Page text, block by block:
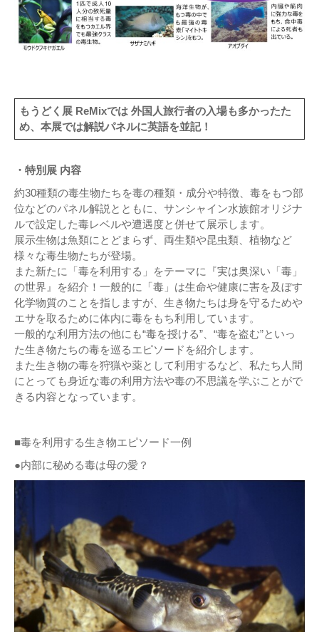
もうどく展 ReMixでは 外国人旅行者の入場も多かったた
め、本展では解説パネルに英語を並記！
・特別展 内容
約30種類の毒生物たちを毒の種類・成分や特徴、毒をもつ部
位などのパネル解説とともに、サンシャイン水族館オリジナ
ルで設定した毒レベルや遭遇度と併せて展示します。
展示生物は魚類にとどまらず、両生類や昆虫類、植物など
様々な毒生物たちが登場。
また新たに「毒を利用する」をテーマに『実は奥深い「毒」
の世界』を紹介！一般的に「毒」は生命や健康に害を及ぼす
化学物質のことを指しますが、生き物たちは身を守るためや
エサを取るために体内に毒をもち利用しています。
一般的な利用方法の他にも“毒を授ける”、“毒を盗む”といっ
た生き物たちの毒を巡るエピソードを紹介します。
また生き物の毒を狩猟や薬として利用するなど、私たち人間
にとっても身近な毒の利用方法や毒の不思議を学ぶことがで
きる内容となっています。
■毒を利用する生き物エピソード一例
●内部に秘める毒は母の愛？